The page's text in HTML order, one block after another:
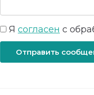
Я согласен с
Отправить